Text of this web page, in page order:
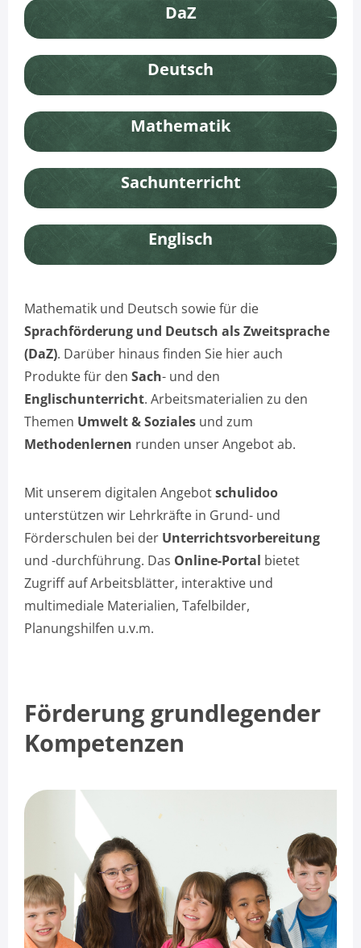
DaZ
Deutsch
Mathematik
Sachunterricht
Englisch
Mathematik und Deutsch sowie für die
Sprachförderung und Deutsch als Zweitsprache
(DaZ). Darüber hinaus finden Sie hier auch
Produkte für den Sach- und den
Englischunterricht. Arbeitsmaterialien zu den
Themen Umwelt & Soziales und zum
Methodenlernen runden unser Angebot ab.
Mit unserem digitalen Angebotschulidoo
unterstützen wir Lehrkräfte in Grund- und
Förderschulen bei der Unterrichtsvorbereitung
und -durchführung. Das Online-Portal bietet
Zugriff auf Arbeitsblätter, interaktive und
multimediale Materialien, Tafelbilder,
Planungshilfen u.v.m.
Förderung grundlegender
Kompetenzen